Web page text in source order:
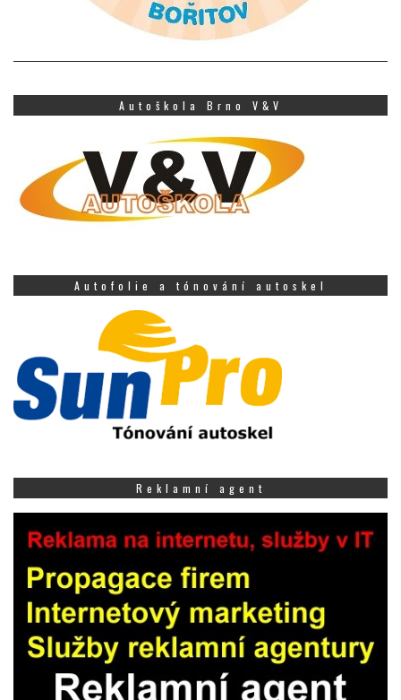
Autoškola Brno V&V
Autofolie a tónování autoskel
Reklamní agent